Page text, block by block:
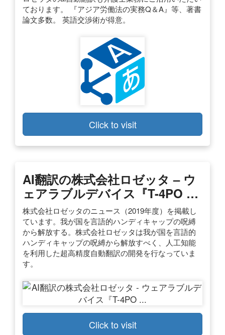
ております。 『アジア労働法の実務Q＆A』等、著書
論文多数。 英語交渉術が得意。
Click to visit
AI翻訳の株式会社ロゼッタ – ウ
ェアラブルデバイス『T-4PO …
株式会社ロゼッタのニュース（2019年度）を掲載し
ています。我が国を言語的ハンディキャップの呪縛
から解放する。株式会社ロゼッタは我が国を言語的
ハンディキャップの呪縛から解放すべく、人工知能
を利用した超高精度自動翻訳の開発を行なっていま
す。
Click to visit